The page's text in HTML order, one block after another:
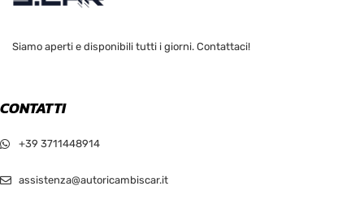
Siamo aperti e disponibili tutti i giorni. Contattaci!
CONTATTI
+39 3711448914
assistenza@autoricambiscar.it